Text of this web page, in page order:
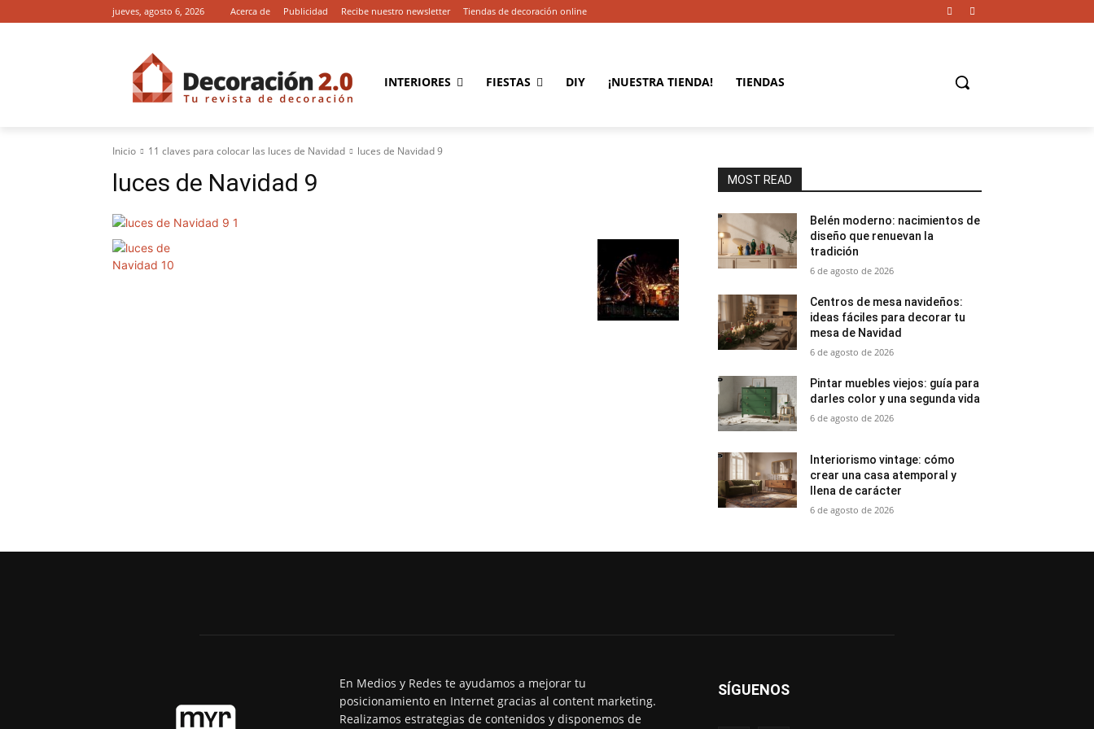
jueves, agosto 6, 2026 Acerca de Publicidad Recibe nuestro newsletter Tiendas de decoración online
INTERIORES FIESTAS DIY ¡NUESTRA TIENDA! TIENDAS
Inicio 11 claves para colocar las luces de Navidad luces de Navidad 9
luces de Navidad 9 MOST READ
Belén moderno: nacimientos de
diseño que renuevan la
tradición
6 de agosto de 2026
Centros de mesa navideños:
ideas fáciles para decorar tu
mesa de Navidad
6 de agosto de 2026
Pintar muebles viejos: guía para
darles color y una segunda vida
6 de agosto de 2026
Interiorismo vintage: cómo
crear una casa atemporal y
llena de carácter
6 de agosto de 2026
En Medios y Redes te ayudamos a mejorar tu
posicionamiento en Internet gracias al content marketing.
Realizamos estrategias de contenidos y disponemos de
SÍGUENOS